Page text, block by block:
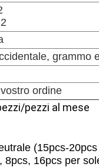
grammo
ordine
pezzi al mese
(15pcs-
8pcs, 16pcs per